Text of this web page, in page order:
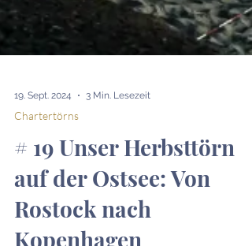
19. Sept. 2024 3 Min. Lesezeit
Chartertörns